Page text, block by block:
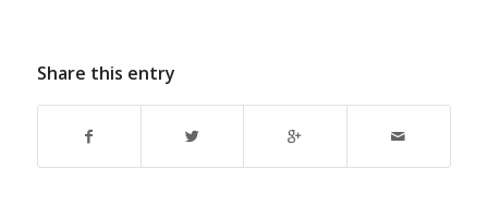
Share this entry